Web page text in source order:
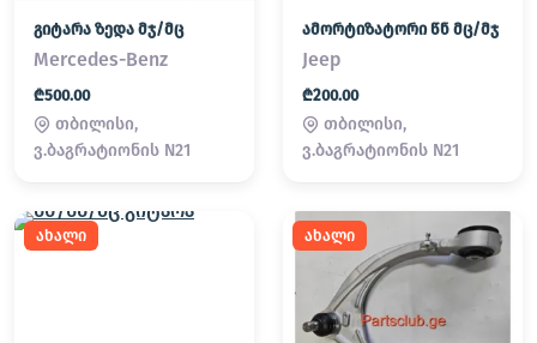
გიტარა ზედა მჯ/მც
Mercedes-Benz
₾500.00
თბილისი,
ვ.ბაგრატიონის N21
ამორტიზატორი წნ მც/მჯ
Jeep
₾200.00
თბილისი,
ვ.ბაგრატიონის N21
ახალი ახალი